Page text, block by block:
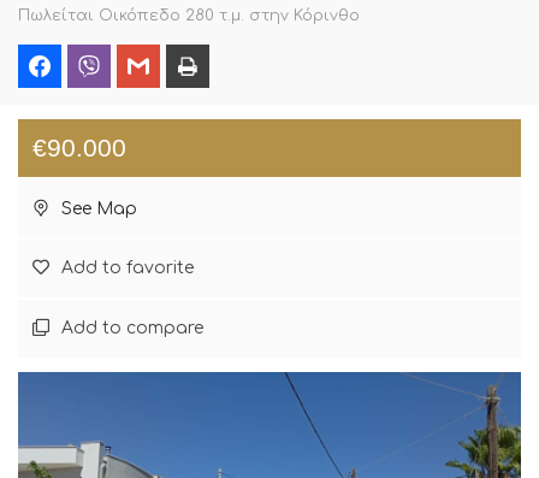
Πωλείται Οικόπεδο 280 τ.μ. στην Κόρινθο
€90.000
See Map
Add to favorite
Add to compare